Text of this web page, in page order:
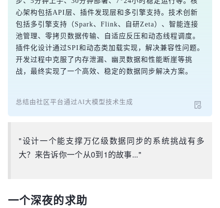
心架构包括API层、插件发现层和多引擎支持。技术创新
包括多引擎支持（Spark、Flink、自研Zeta）、智能连接
池管理、零拷贝数据传输、自适应反压和动态线程调度。
插件化设计通过SPI和动态类加载实现，解决兼容性问题。
开发过程中克服了内存泄漏、幽灵数据和性能断崖等挑
战，最终实现了一个高效、稳定的数据同步解决方案。
总结由社区平台通过AI大模型技术生成
"设计一个能支撑万亿级数据同步的系统挑战有多
大？来告诉你一个从0到1的故事..."
一个深夜的求助